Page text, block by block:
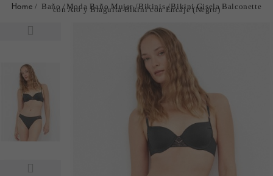
Home Baño Moda Baño Mujer Bikinis Bikini Gisela Balconette
con Aro y Braguita Bikini con Encaje (Negro)